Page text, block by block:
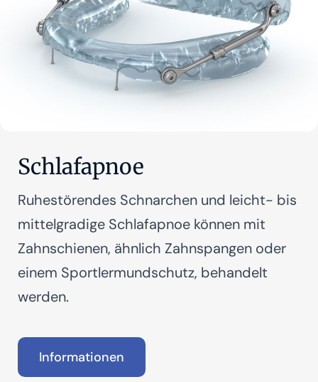
Schlafapnoe
Ruhestörendes Schnarchen und leicht- bis
mittelgradige Schlafapnoe können mit
Zahnschienen, ähnlich Zahnspangen oder
einem Sportlermundschutz, behandelt
werden.
Informationen